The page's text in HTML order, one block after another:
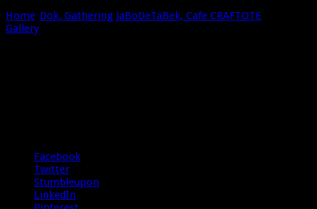
Home Dok. Gathering JaBoDeTaBek, Cafe CRAFTOTE
Gallery
Facebook
Twitter
Stumbleupon
LinkedIn